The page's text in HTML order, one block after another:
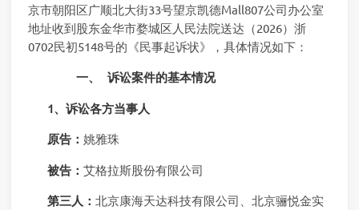
京市朝阳区广顺北大街33号望京凯德Mall807公司办公室
地址收到股东金华市婺城区人民法院送达（2026）浙
0702民初5148号的《民事起诉状》，具体情况如下：
一、 诉讼案件的基本情况
1、诉讼各方当事人
原告： 姚雅珠
被告： 艾格拉斯股份有限公司
第三人： 北京康海天达科技有限公司、北京骊悦金实